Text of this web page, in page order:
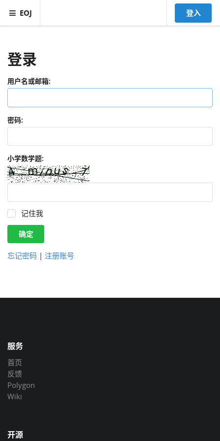
EOJ 登入
登录
用户名或邮箱:
密码:
小学数学题:
记住我
确定
忘记密码 | 注册账号
服务
首页
反馈
Polygon
Wiki
开源